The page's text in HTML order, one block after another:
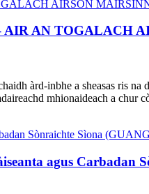
AN TOGALACH
àrd-inbhe a sheasas ris
mhionaideach a chur
agus Carbadan